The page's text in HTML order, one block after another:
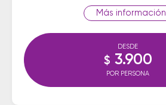
información
DESDE
$ 3.900
POR PERSONA